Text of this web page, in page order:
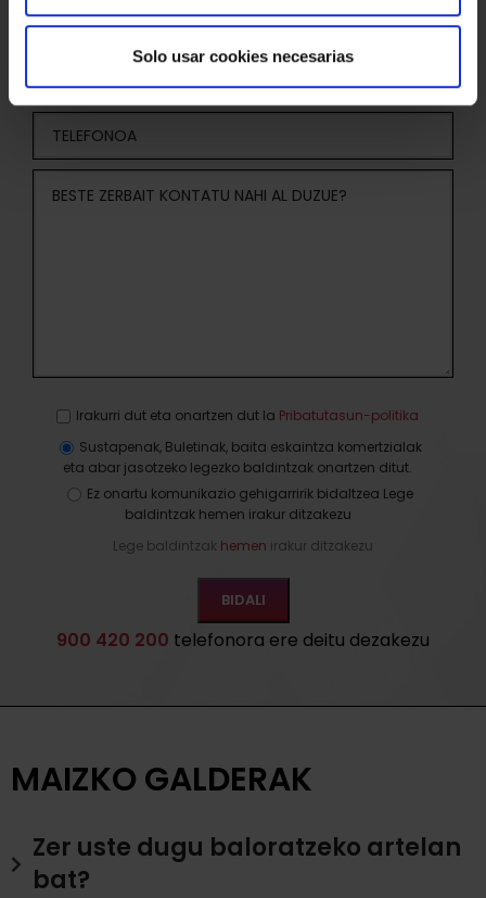
Solo usar cookies necesarias
Irakurri dut eta onartzen dut la Pribatutasun-politika
Sustapenak, Buletinak, baita eskaintza komertzialak
eta abar jasotzeko legezko baldintzak onartzen ditut.
Ez onartu komunikazio gehigarririk bidaltzea Lege
baldintzak hemen irakur ditzakezu
Lege baldintzak hemen irakur ditzakezu
900 420 200 telefonora ere deitu dezakezu
MAIZKO GALDERAK
Zer uste dugu baloratzeko artelan
bat?